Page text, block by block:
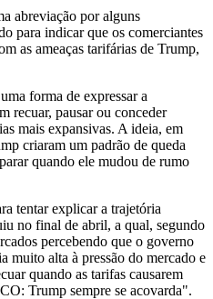
abreviação por alguns
para indicar que os comerciantes
as ameaças tarifárias de Trump,
forma de expressar a
recuar, pausar ou conceder
mais expansivas. A ideia, em
criaram um padrão de queda
quando ele mudou de rumo
tentar explicar a trajetória
no final de abril, a qual, segundo
percebendo que o governo
muito alta à pressão do mercado e
quando as tarifas causarem
Trump sempre se acovarda".